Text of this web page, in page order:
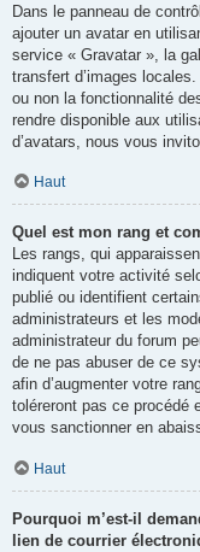
Dans le panneau de
ajouter un avatar en
service « Gravatar », la
transfert d’images
ou non la fonctionnalité
rendre disponible aux
d’avatars, nous vous
Haut
Quel est mon rang et
Les rangs, qui
indiquent votre activité
publié ou identifient
administrateurs et les
administrateur du forum
de ne pas abuser de ce
afin d’augmenter votre
toléreront pas ce procédé
vous sanctionner en
Haut
Pourquoi m’est-il
lien de courrier